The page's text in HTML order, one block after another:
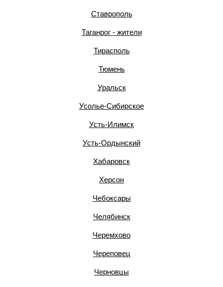
Ставрополь
Таганрог - жители
Тирасполь
Тюмень
Уральск
Усолье-Сибирское
Усть-Илимск
Усть-Ордынский
Хабаровск
Херсон
Чебоксары
Челябинск
Черемхово
Череповец
Черновцы